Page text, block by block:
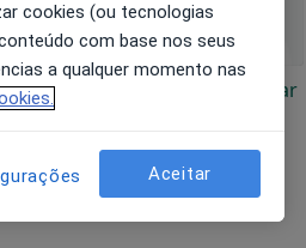
Silva A Bianchi Aguiar
cookies (ou tecnologias
com base nos seus
a qualquer momento nas
Aceitar